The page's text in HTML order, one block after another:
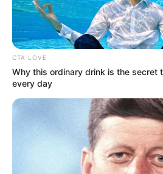
Adam
CTA LOVE
Why this ordinary drink is the secret
every day